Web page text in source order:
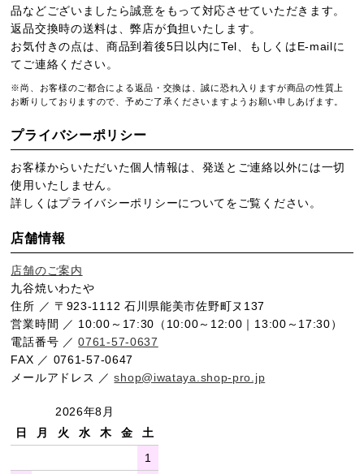
品などございましたら誠意をもって対応させていただきます。
返品交換時の送料は、弊店が負担いたします。
お気付きの点は、商品到着後5日以内にTel、もしくはE-mailに
てご連絡ください。
※尚、お客様のご都合による返品・交換は、誠に恐れ入りますが商品の性質上
お断りしておりますので、予めご了承くださいますようお願い申しあげます。
プライバシーポリシー
お客様からいただいた個人情報は、発送とご連絡以外には一切
使用いたしません。
詳しくはプライバシーポリシーについてをご覧ください。
店舗情報
店舗のご案内
九谷焼いわたや
住所 ／ 〒923-1112 石川県能美市佐野町ヌ137
営業時間 ／ 10:00～17:30（10:00～12:00｜13:00～17:30）
電話番号 ／0761-57-0637
FAX ／ 0761-57-0647
メールアドレス ／shop@iwataya.shop-pro.jp
2026年8月
日
月 火 水 木 金
土
1